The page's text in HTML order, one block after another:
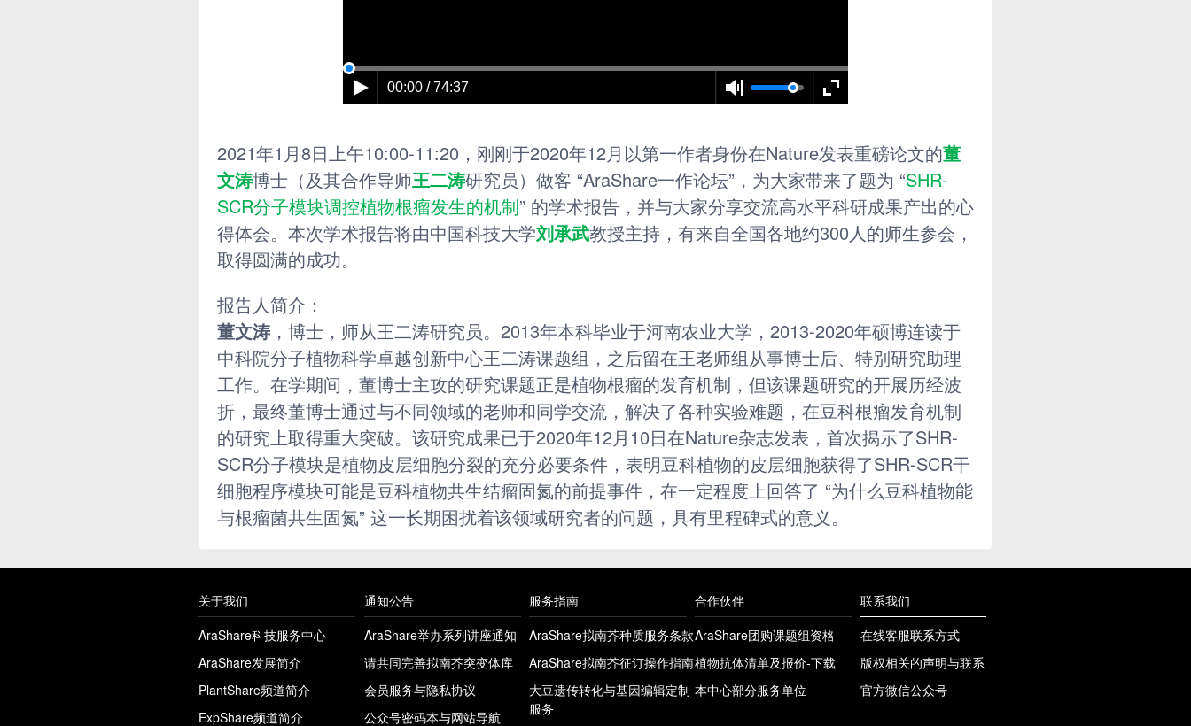
00:00 / 74:37
2021年1月8日上午10:00-11:20，刚刚于2020年12月以第一作者身份在Nature发表重磅论文的董
文涛博士（及其合作导师王二涛研究员）做客 “AraShare一作论坛”，为大家带来了题为 “SHR-
SCR分子模块调控植物根瘤发生的机制” 的学术报告，并与大家分享交流高水平科研成果产出的心
得体会。本次学术报告将由中国科技大学刘承武教授主持，有来自全国各地约300人的师生参会，
取得圆满的成功。
报告人简介：
董文涛 ，博士，师从王二涛研究员。2013年本科毕业于河南农业大学，2013-2020年硕博连读于
中科院分子植物科学卓越创新中心王二涛课题组，之后留在王老师组从事博士后、特别研究助理
工作。在学期间，董博士主攻的研究课题正是植物根瘤的发育机制，但该课题研究的开展历经波
折，最终董博士通过与不同领域的老师和同学交流，解决了各种实验难题，在豆科根瘤发育机制
的研究上取得重大突破。该研究成果已于2020年12月10日在Nature杂志发表，首次揭示了SHR-
SCR分子模块是植物皮层细胞分裂的充分必要条件，表明豆科植物的皮层细胞获得了SHR-SCR干
细胞程序模块可能是豆科植物共生结瘤固氮的前提事件，在一定程度上回答了 “为什么豆科植物能
与根瘤菌共生固氮” 这一长期困扰着该领域研究者的问题，具有里程碑式的意义。
关于我们
AraShare科技服务中心
AraShare发展简介
PlantShare频道简介
ExpShare频道简介
通知公告
AraShare举办系列讲座通知
请共同完善拟南芥突变体库
会员服务与隐私协议
公众号密码本与网站导航
服务指南
AraShare拟南芥种质服务条款
AraShare拟南芥征订操作指南
大豆遗传转化与基因编辑定制
服务
合作伙伴
AraShare团购课题组资格
植物抗体清单及报价-下载
本中心部分服务单位
联系我们
在线客服联系方式
版权相关的声明与联系
官方微信公众号